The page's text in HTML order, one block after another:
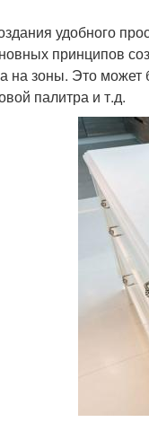
удобного
принципов
на зоны. Это
палитра и т.д.